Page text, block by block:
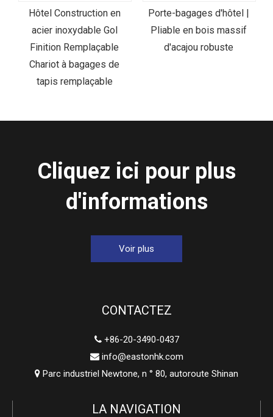
Hôtel Construction en
acier inoxydable Gol
Finition Remplaçable
Chariot à bagages de
tapis remplaçable
Porte-bagages d'hôtel |
Pliable en bois massif
d'acajou robuste
Cliquez ici pour plus
d'informations
Voir plus
CONTACTEZ
+86-20-3490-0437
 info@eastonhk.com
 Parc industriel Newtone, n ° 80, autoroute Shinan
LA NAVIGATION